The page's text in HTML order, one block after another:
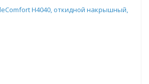
H4040, откидной накрышный,